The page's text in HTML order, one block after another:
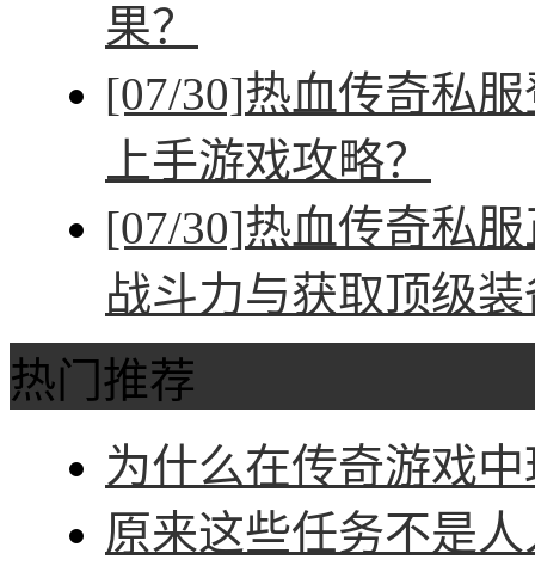
果？
[07/30]热血传奇私
上手游戏攻略？
[07/30]热血传奇私
战斗力与获取顶级
热门推荐
为什么在传奇游戏
原来这些任务不是